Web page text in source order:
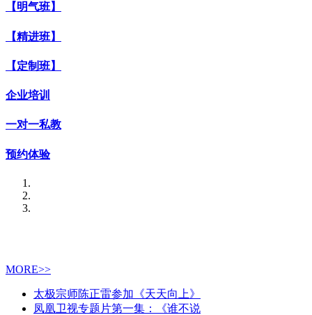
【明气班】
【精进班】
【定制班】
企业培训
一对一私教
预约体验
MORE>>
太极宗师陈正雷参加《天天向上》
凤凰卫视专题片第一集：《谁不说